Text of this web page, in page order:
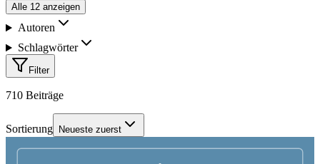
Alle 12 anzeigen
Autoren
Schlagwörter
Filter
710 Beiträge
Sortierung Neueste zuerst